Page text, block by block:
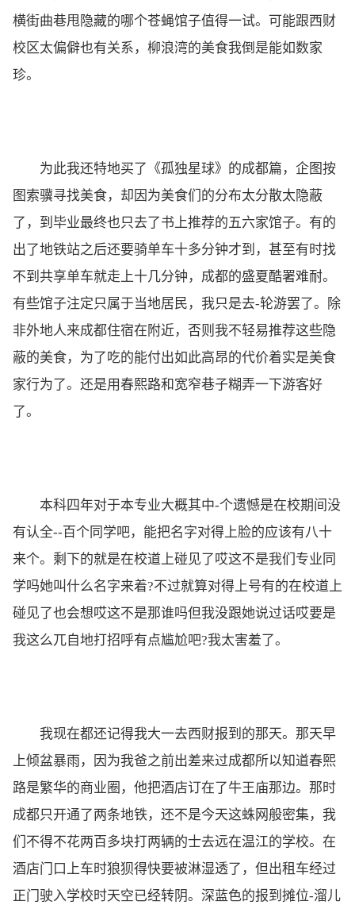
横街曲巷甩隐藏的哪个苍蝇馆子值得一试。可能跟西财
校区太偏僻也有关系，柳浪湾的美食我倒是能如数家
珍。
为此我还特地买了《孤独星球》的成都篇，企图按
图索骥寻找美食，却因为美食们的分布太分散太隐蔽
了，到毕业最终也只去了书上推荐的五六家馆子。有的
出了地铁站之后还要骑单车十多分钟才到，甚至有时找
不到共享单车就走上十几分钟，成都的盛夏酷署难耐。
有些馆子注定只属于当地居民，我只是去-轮游罢了。除
非外地人来成都住宿在附近，否则我不轻易推荐这些隐
蔽的美食，为了吃的能付出如此高昂的代价着实是美食
家行为了。还是用春熙路和宽窄巷子糊弄一下游客好
了。
本科四年对于本专业大概其中-个遗憾是在校期间没
有认全--百个同学吧，能把名字对得上脸的应该有八十
来个。剩下的就是在校道上碰见了哎这不是我们专业同
学吗她叫什么名字来着?不过就算对得上号有的在校道上
碰见了也会想哎这不是那谁吗但我没跟她说过话哎要是
我这么兀自地打招呼有点尴尬吧?我太害羞了。
我现在都还记得我大一去西财报到的那天。那天早
上倾盆暴雨，因为我爸之前出差来过成都所以知道春熙
路是繁华的商业圈，他把酒店订在了牛王庙那边。那时
成都只开通了两条地铁，还不是今天这蛛网般密集，我
们不得不花两百多块打两辆的士去远在温江的学校。在
酒店门口上车时狼狈得快要被淋湿透了，但出租车经过
正门驶入学校时天空已经转阴。深蓝色的报到摊位-溜儿